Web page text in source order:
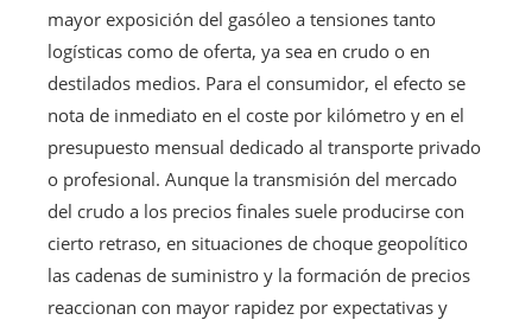
mayor exposición del gasóleo a tensiones tanto
logísticas como de oferta, ya sea en crudo o en
destilados medios. Para el consumidor, el efecto se
nota de inmediato en el coste por kilómetro y en el
presupuesto mensual dedicado al transporte privado
o profesional. Aunque la transmisión del mercado
del crudo a los precios finales suele producirse con
cierto retraso, en situaciones de choque geopolítico
las cadenas de suministro y la formación de precios
reaccionan con mayor rapidez por expectativas y